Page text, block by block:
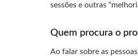
sessões e outras
Quem procura o
Ao falar sobre as